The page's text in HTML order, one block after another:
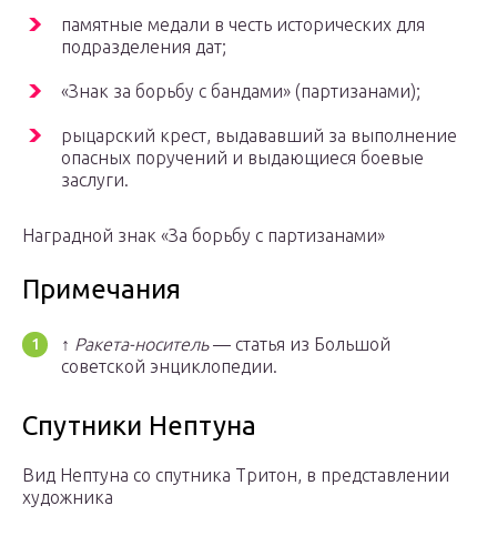
памятные медали в честь исторических для
подразделения дат;
«Знак за борьбу с бандами» (партизанами);
рыцарский крест, выдававший за выполнение
опасных поручений и выдающиеся боевые
заслуги.
Наградной знак «За борьбу с партизанами»
Примечания
↑ Ракета-носитель— статья из Большой
советской энциклопедии.
Спутники Нептуна
Вид Нептуна со спутника Тритон, в представлении
художника